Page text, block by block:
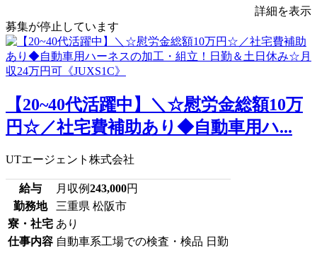
詳細を表示
募集が停止しています
【20~40代活躍中】＼☆慰労金総額10万
円☆／社宅費補助あり◆自動車用ハ...
UTエージェント株式会社
給与 月収例243,000円
勤務地
三重県 松阪市
寮・社宅 あり
仕事内容 自動車系工場での検査・検品 日勤